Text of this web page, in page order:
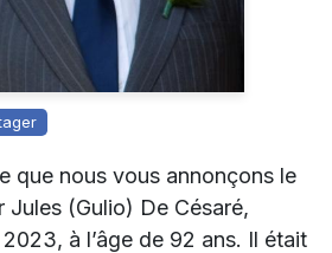
que nous vous annonçons le
Jules (Gulio) De Césaré,
2023, à l’âge de 92 ans. Il était